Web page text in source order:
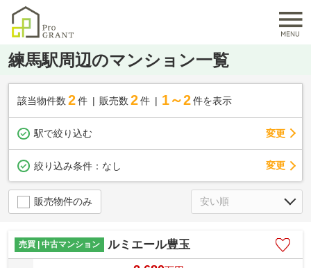
練馬駅周辺のマンション一覧
該当物件数 2件 販売数 2 件 1～2 件を表示
駅で絞り込む 変更
絞り込み条件： なし 変更
販売物件のみ
売買 | 中古マンション ルミエール豊玉